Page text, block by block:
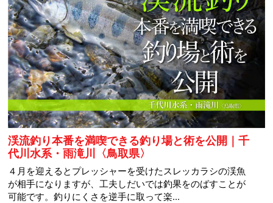
渓流釣り本番を満喫できる釣り場と術を公開｜千
代川水系・雨滝川〈鳥取県〉
４月を迎えるとプレッシャーを受けたスレッカラシの渓魚
が相手になりますが、工夫しだいでは釣果をのばすことが
可能です。釣りにくさを逆手に取って楽...